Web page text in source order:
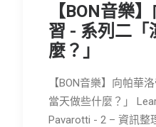
【BON音樂
習 - 系列二「
麼？」
【BON音樂】向帕華
當天做些什麼？」
Pavarotti - 2 – 資訊整